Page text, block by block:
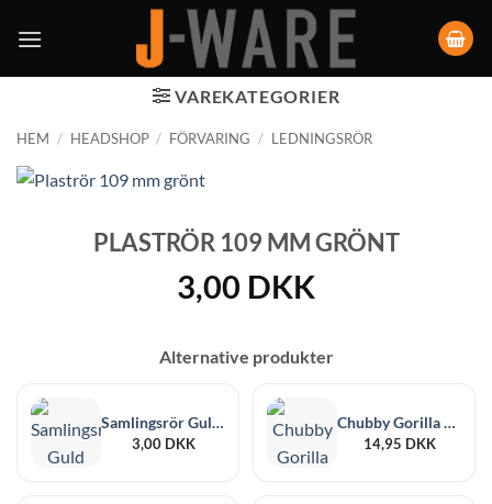
VAREKATEGORIER
HEM / HEADSHOP / FÖRVARING / LEDNINGSRÖR
PLASTRÖR 109 MM GRÖNT
3,00 DKK
Alternative produkter
Samlingsrör Guld 100mm
3,00 DKK
Chubby Gorilla Aviator CR Tube 113 mm
14,95 DKK